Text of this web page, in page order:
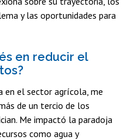
y las oportunidades para
en reducir el
en el sector agrícola, me
de un tercio de los
Me impactó la paradoja
como agua y